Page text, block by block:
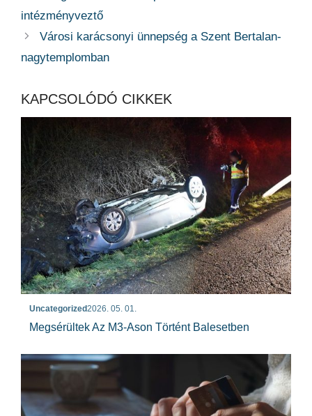
intézményveztő
Városi karácsonyi ünnepség a Szent Bertalan-
nagytemplomban
KAPCSOLÓDÓ CIKKEK
Uncategorized2026. 05. 01.
Megsérültek Az M3-Ason Történt Balesetben